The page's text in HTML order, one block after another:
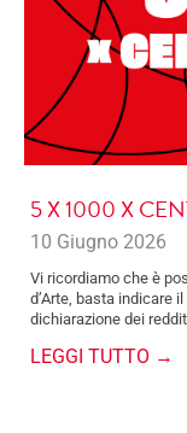
5 X 1000 X
10 Giugno 2026
Vi ricordiamo che è
d’Arte, basta indicare
dichiarazione dei
LEGGI TUTTO →